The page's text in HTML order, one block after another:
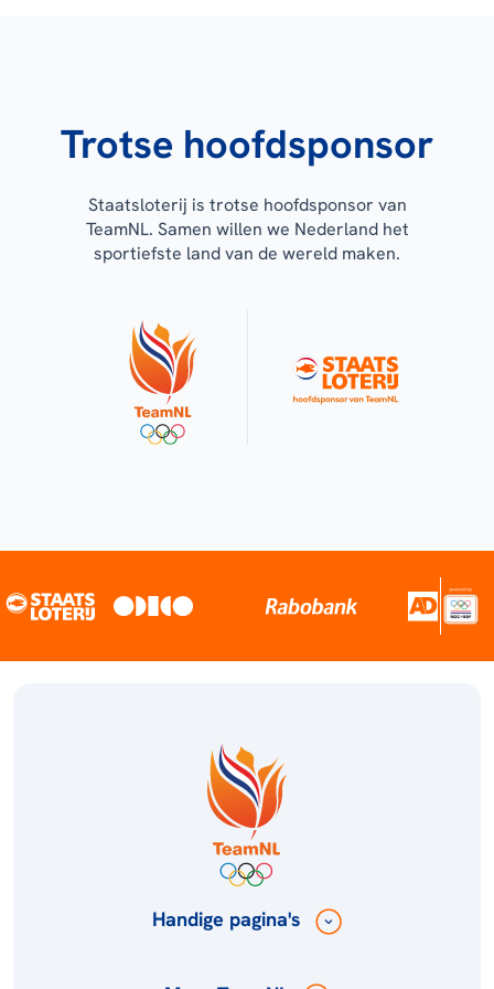
Trotse hoofdsponsor
Staatsloterij is trotse hoofdsponsor van
TeamNL. Samen willen we Nederland het
sportiefste land van de wereld maken.
Handige pagina's